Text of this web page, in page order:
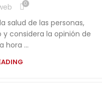
0
salud de las personas,
considera la opinión de
hora ...